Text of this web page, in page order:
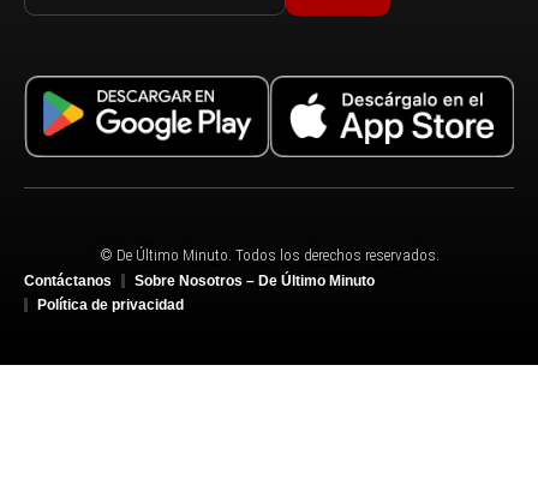
© De Último Minuto. Todos los derechos reservados.
Contáctanos
Sobre Nosotros – De Último Minuto
Política de privacidad